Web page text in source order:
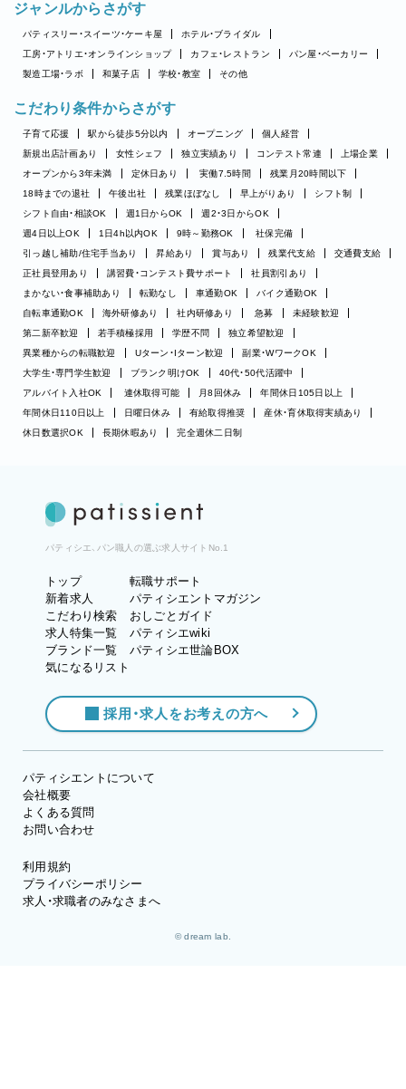
ジャンルからさがす
パティスリー・スイーツ・ケーキ屋
ホテル・ブライダル
工房・アトリエ・オンラインショップ
カフェ・レストラン
パン屋・ベーカリー
製造工場・ラボ
和菓子店 学校・教室 その他
こだわり条件からさがす
子育て応援 駅から徒歩5分以内 オープニング
個人経営
新規出店計画あり
女性シェフ 独立実績あり コンテスト常連
上場企業
オープンから3年未満
定休日あり 実働7.5時間
残業月20時間以下
18時までの退社
午後出社 残業ほぼなし 早上がりあり
シフト制
シフト自由・相談OK
週1日からOK
週2・3日からOK
週4日以上OK
1日4h以内OK 9時～勤務OK
社保完備
引っ越し補助/住宅手当あり
昇給あり 賞与あり 残業代支給
交通費支給
正社員登用あり
講習費・コンテスト費サポート
社員割引あり
まかない・食事補助あり
転勤なし 車通勤OK
バイク通勤OK
自転車通勤OK
海外研修あり 社内研修あり 急募
未経験歓迎
第二新卒歓迎
若手積極採用 学歴不問
独立希望歓迎
異業種からの転職歓迎
Uターン・Iターン歓迎
副業・WワークOK
大学生・専門学生歓迎
ブランク明けOK
40代・50代活躍中
アルバイト入社OK
連休取得可能 月8回休み
年間休日105日以上
年間休日110日以上
日曜日休み 有給取得推奨
産休・育休取得実績あり
休日数選択OK
長期休暇あり 完全週休二日制
パティシエ、パン職人の選ぶ求人サイトNo.1
トップ
新着求人
こだわり検索
求人特集一覧
ブランド一覧
気になるリスト
転職サポート
パティシエントマガジン
おしごとガイド
パティシエwiki
パティシエ世論BOX
採用・求人をお考えの方へ
パティシエントについて
会社概要
よくある質問
お問い合わせ
利用規約
プライバシーポリシー
求人・求職者のみなさまへ
© dream lab.